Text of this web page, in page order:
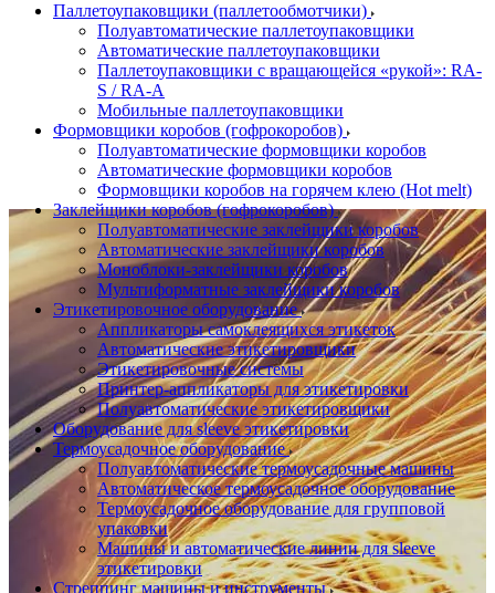
Паллетоупаковщики (паллетообмотчики)
Полуавтоматические паллетоупаковщики
Автоматические паллетоупаковщики
Паллетоупаковщики с вращающейся «рукой»: RA-
S / RA-A
Мобильные паллетоупаковщики
Формовщики коробов (гофрокоробов)
Полуавтоматические формовщики коробов
Автоматические формовщики коробов
Формовщики коробов на горячем клею (Hot melt)
Заклейщики коробов (гофрокоробов)
Полуавтоматические заклейщики коробов
Автоматические заклейщики коробов
Моноблоки-заклейщики коробов
Мультиформатные заклейщики коробов
Этикетировочное оборудование
Аппликаторы самоклеящихся этикеток
Автоматические этикетировщики
Этикетировочные системы
Принтер-аппликаторы для этикетировки
Полуавтоматические этикетировщики
Оборудование для sleeve этикетировки
Термоусадочное оборудование
Полуавтоматические термоусадочные машины
Автоматическое термоусадочное оборудование
Термоусадочное оборудование для групповой
упаковки
Машины и автоматические линии для sleeve
этикетировки
Стреппинг машины и инструменты